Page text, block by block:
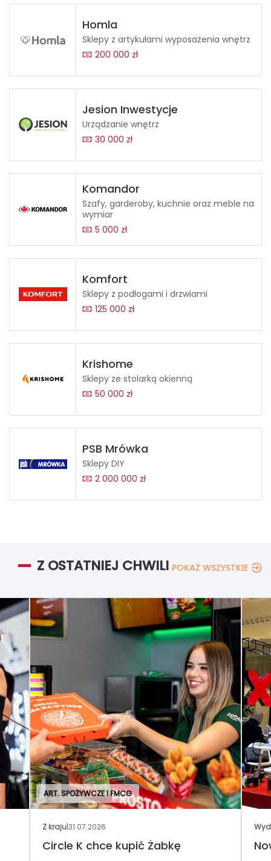
Homla
Sklepy z artykułami wyposażenia wnętrz
200 000 zł
Jesion Inwestycje
Urządzanie wnętrz
30 000 zł
Komandor
Szafy, garderoby, kuchnie oraz meble na
wymiar
5 000 zł
Komfort
Sklepy z podłogami i drzwiami
125 000 zł
Krishome
Sklepy ze stolarką okienną
50 000 zł
PSB Mrówka
Sklepy DIY
2 000 000 zł
Z OSTATNIEJ CHWILI POKAŻ WSZYSTKIE
ART. SPOŻYWCZE I FMCG
Z kraju|31.07.2026
Circle K chce kupić Żabkę